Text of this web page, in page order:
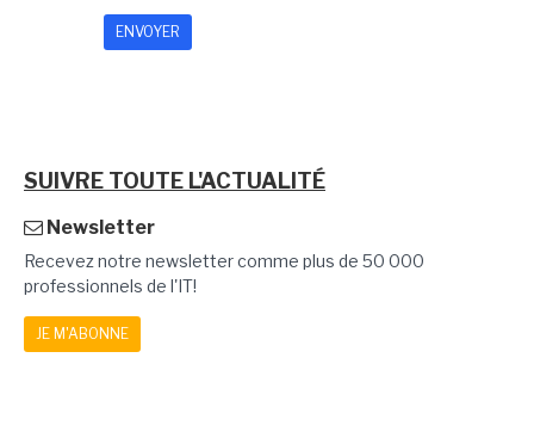
SUIVRE TOUTE L'ACTUALITÉ
Newsletter
Recevez notre newsletter comme plus de 50 000
professionnels de l'IT!
JE M'ABONNE